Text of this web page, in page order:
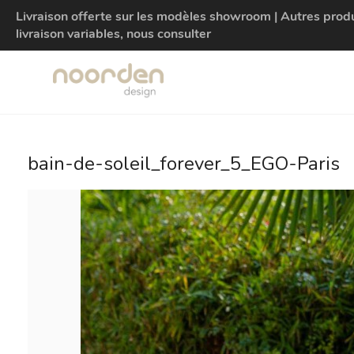
Livraison offerte sur les modèles showroom | Autres
livraison variables, nous consulter
bain-de-soleil_forever_5_EGO-Paris